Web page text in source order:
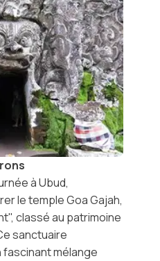
à Ubud,
letemple Goa Gajah,
classé au patrimoine
sanctuaire
mélange